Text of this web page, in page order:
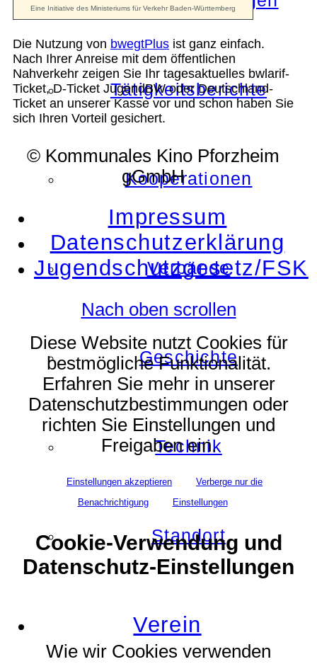
Tätigkeitsberichte
Kooperationen
Verbände
Geschichte
Technik
Standort
Verein
Die Nutzung von bwegtPlus ist ganz einfach.
Nach Ihrer Anreise mit dem öffentlichen
Nahverkehr zeigen Sie Ihr tagesaktuelles bwlarif-
Ticket, D-Ticket JugendBW oder Deutschland-
Ticket an unserer Kasse vor und schon haben Sie
sich Ihren Vorteil gesichert.
© Kommunales Kino Pforzheim
gGmbH
Impressum
Datenschutzerklärung
Jugendschutzgesetz/FSK
Nach oben scrollen
Diese Website nutzt Cookies für
bestmögliche Funktionalität.
Erfahren Sie mehr in unserer
Datenschutzbestimmungen oder
richten Sie Einstellungen und
Freigaben ein.
Einstellungen akzeptieren
Verberge nur die
Benachrichtigung
Einstellungen
Cookie-Verwendung und
Datenschutz-Einstellungen
Wie wir Cookies verwenden